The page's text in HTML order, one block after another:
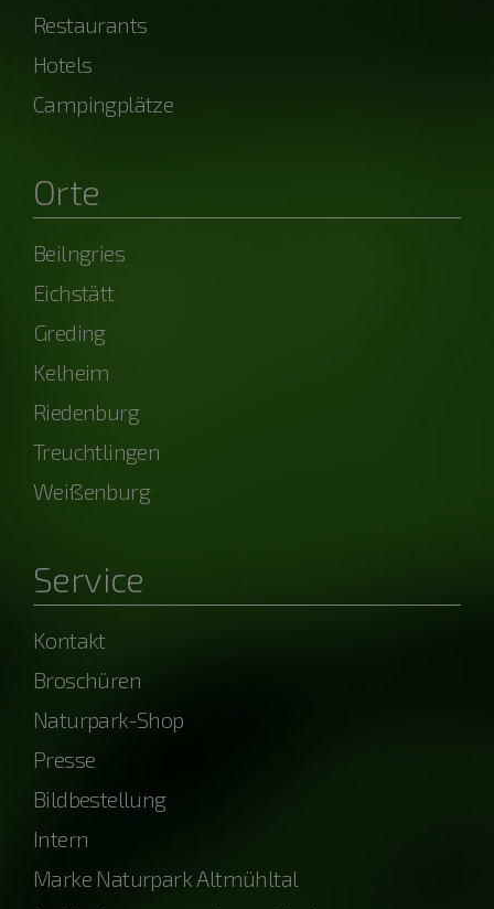
Restaurants
Hotels
Campingplätze
Orte
Beilngries
Eichstätt
Greding
Kelheim
Riedenburg
Treuchtlingen
Weißenburg
Service
Kontakt
Broschüren
Naturpark-Shop
Presse
Bildbestellung
Intern
Marke Naturpark Altmühltal